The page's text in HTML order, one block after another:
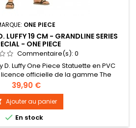
ONE PIECE
LUFFY 19 CM - GRANDLINE SERIES
- ONE PIECE
Commentaire(s): 0
D. Luffy One Piece Statuette en PVC
officielle de la gamme The
Special. Taille : 19 cm environ
Prix
39,90 €
Ajouter au panier
 En stock